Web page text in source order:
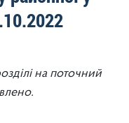
на поточний